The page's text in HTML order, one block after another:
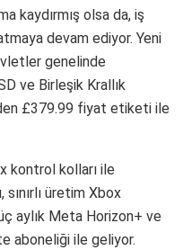
kaydırmış olsa da, iş
devam ediyor. Yeni
genelinde
ve Birleşik Krallık
£379.99 fiyat etiketi ile
kontrol kolları ile
üretim Xbox
aylık Meta Horizon+ ve
aboneliği ile geliyor.